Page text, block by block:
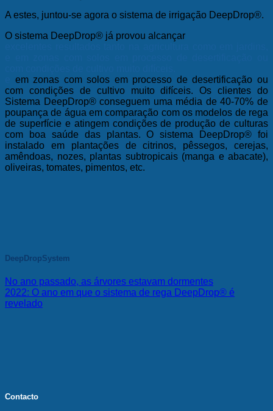
A estes, juntou-se agora o sistema de irrigação DeepDrop®.
O sistema DeepDrop® já provou alcançar
em zonas com solos em processo de desertificação ou
com condições de cultivo muito difíceis. Os clientes do
Sistema DeepDrop® conseguem uma média de 40-70% de
poupança de água em comparação com os modelos de rega
de superfície e atingem condições de produção de culturas
com boa saúde das plantas. O sistema DeepDrop® foi
instalado em plantações de citrinos, pêssegos, cerejas,
amêndoas, nozes, plantas subtropicais (manga e abacate),
oliveiras, tomates, pimentos, etc.
DeepDropSystem
No ano passado, as árvores estavam dormentes
2022: O ano em que o sistema de rega DeepDrop® é
revelado
Contacto